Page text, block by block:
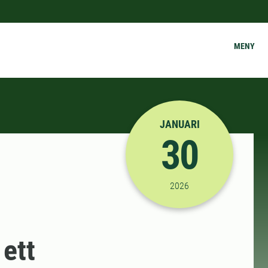
MENY
2026-01-30 14:00:00
JANUARI
30
2026